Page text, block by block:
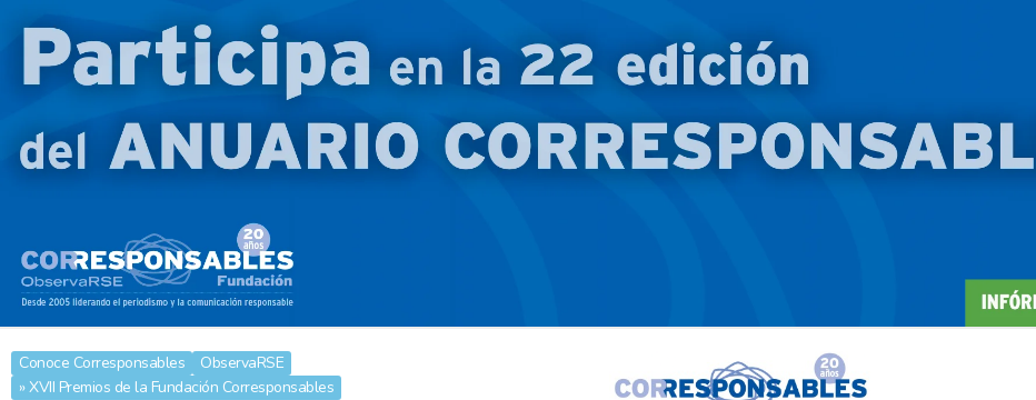
Conoce Corresponsables
ObservaRSE
» XVII Premios de la Fundación Corresponsables